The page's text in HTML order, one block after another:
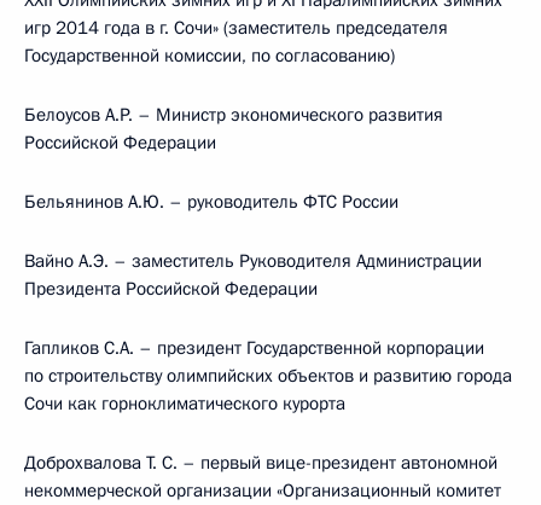
игр 2014 года в г. Сочи» (заместитель председателя
Государственной комиссии, по согласованию)
Белоусов А.Р. – Министр экономического развития
Российской Федерации
Бельянинов А.Ю. – руководитель ФТС России
Вайно А.Э. – заместитель Руководителя Администрации
Президента Российской Федерации
Гапликов С.А. – президент Государственной корпорации
по строительству олимпийских объектов и развитию города
Сочи как горноклиматического курорта
Доброхвалова Т. С. – первый вице-президент автономной
некоммерческой организации «Организационный комитет